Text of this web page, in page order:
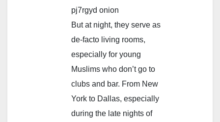
pj7rgyd onion
But at night, they serve as
de-facto living rooms,
especially for young
Muslims who don’t go to
clubs and bar. From New
York to Dallas, especially
during the late nights of